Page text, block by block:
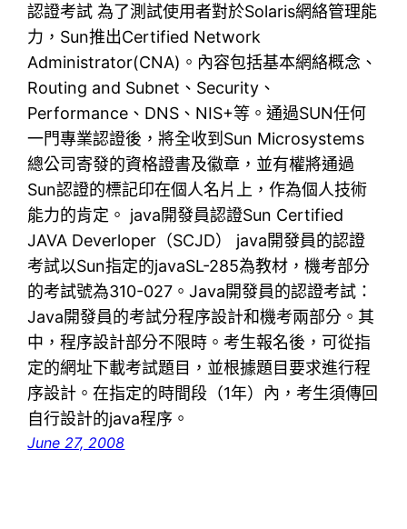
認證考試 為了測試使用者對於Solaris網絡管理能
力，Sun推出Certified Network
Administrator(CNA)。內容包括基本網絡概念、
Routing and Subnet、Security、
Performance、DNS、NIS+等。通過SUN任何
一門專業認證後，將全收到Sun Microsystems
總公司寄發的資格證書及徽章，並有權將通過
Sun認證的標記印在個人名片上，作為個人技術
能力的肯定。 java開發員認證Sun Certified
JAVA Deverloper（SCJD） java開發員的認證
考試以Sun指定的javaSL-285為教材，機考部分
的考試號為310-027。Java開發員的認證考試：
Java開發員的考試分程序設計和機考兩部分。其
中，程序設計部分不限時。考生報名後，可從指
定的網址下載考試題目，並根據題目要求進行程
序設計。在指定的時間段（1年）內，考生須傳回
自行設計的java程序。
June 27, 2008